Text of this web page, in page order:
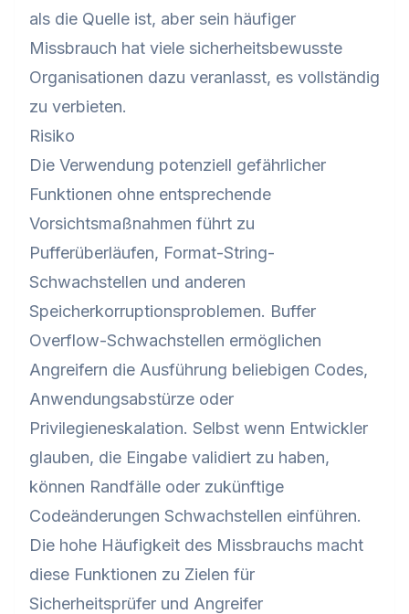
als die Quelle ist, aber sein häufiger
Missbrauch hat viele sicherheitsbewusste
Organisationen dazu veranlasst, es vollständig
zu verbieten.
Risiko
Die Verwendung potenziell gefährlicher
Funktionen ohne entsprechende
Vorsichtsmaßnahmen führt zu
Pufferüberläufen, Format-String-
Schwachstellen und anderen
Speicherkorruptionsproblemen. Buffer
Overflow-Schwachstellen ermöglichen
Angreifern die Ausführung beliebigen Codes,
Anwendungsabstürze oder
Privilegieneskalation. Selbst wenn Entwickler
glauben, die Eingabe validiert zu haben,
können Randfälle oder zukünftige
Codeänderungen Schwachstellen einführen.
Die hohe Häufigkeit des Missbrauchs macht
diese Funktionen zu Zielen für
Sicherheitsprüfer und Angreifer